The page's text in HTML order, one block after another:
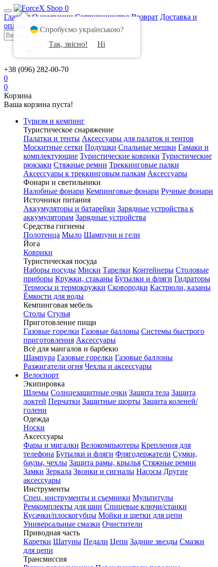
0
Главная О компании Сотрудничество Возврат Доставка и
оплата
Контакты
+38 (096) 282-00-70
0
0
Корзина
Ваша корзина пуста!
Туризм и кемпинг
Туристическое снаряжение
Палатки и тенты Аксессуары для палаток и тентов
Москитные сетки Подушки Спальные мешки Гамаки и
комплектующие Туристические коврики Туристические
рюкзаки Стяжные ремни Треккинговые палки
Аксессуары к треккинговым палкам Аксессуары
Фонари и светильники
Налобные фонари Кемпинговые фонари Ручные фонари
Источники питания
Аккумуляторы и батарейки Зарядные устройства к
аккумуляторам Зарядные устройства
Средства гигиены
Полотенца Мыло Шампуни и гели
Йога
Коврики
Туристическая посуда
Наборы посуды Миски Тарелки Контейнеры Столовые
приборы Кружки, стаканы Бутылки и фляги Гидраторы
Термосы и термокружки Сковородки Кастрюли, казаны
Ёмкости для воды
Кемпинговая мебель
Столы Стулья
Приготовление пищи
Газовые горелки Газовые баллоны Системы быстрого
приготовления Аксессуары
Всё для мангалов и барбекю
Шампура Газовые горелки Газовые баллоны
Разжигатели огня Чехлы и аксессуары
Велоспорт
Экипировка
Шлемы Солнцезащитные очки Защита тела Защита
локтей Перчатки Защитные шорты Защита коленей/
голени
Одежда
Носки
Аксессуары
Фары и мигалки Велокомпьютеры Крепления для
телефона Бутылки и фляги Флягодержатели Сумки,
баулы, чехлы Защита рамы, крылья Стяжные ремни
Замки Зеркала Звонки и сигналы Насосы Другие
аксессуары
Инструменты
Спец. инструменты и съемники Мультитулы
Ремкомплекты для шин Спицевые ключи/станки
Кусачки/плоскогубцы Мойки и щетки для цепи
Универсальные смазки Очистители
Приводная часть
Каретки Шатуны Педали Цепи Задние звезды Смазки
для цепи
Трансмиссия
Спробуємо українською?
Так, звісно!
Ні